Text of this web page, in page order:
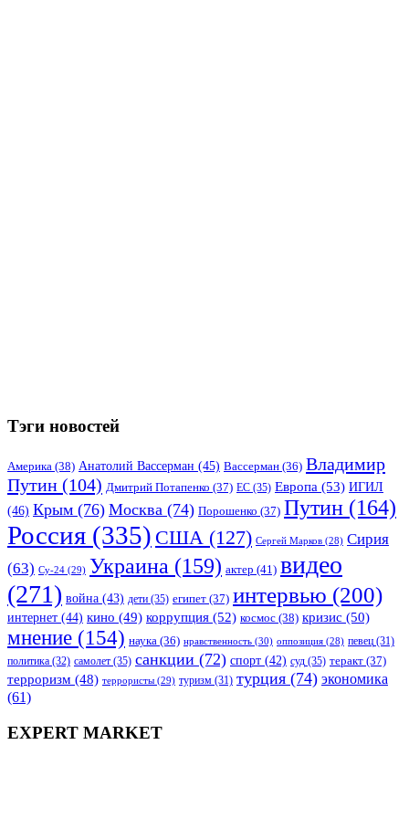
Тэги новостей
Америка (38) Анатолий Вассерман (45) Вассерман (36) Владимир
Путин (104) Дмитрий Потапенко (37) ЕС (35) Европа (53) ИГИЛ
(46) Крым (76) Москва (74) Порошенко (37) Путин (164)
Россия (335) США (127) Сергей Марков (28) Сирия
(63) Су-24 (29) Украина (159) актер (41) видео
(271) война (43) дети (35) египет (37) интервью (200)
интернет (44) кино (49) коррупция (52) космос (38) кризис (50)
мнение (154) наука (36) нравственность (30) оппозиция (28) певец (31)
политика (32) самолет (35) санкции (72) спорт (42) суд (35) теракт (37)
терроризм (48) террористы (29) туризм (31) турция (74) экономика
(61)
EXPERT MARKET